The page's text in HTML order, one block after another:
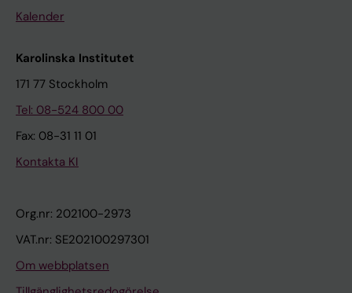
Kalender
Karolinska Institutet
171 77 Stockholm
Tel: 08-524 800 00
Fax: 08-31 11 01
Kontakta KI
Org.nr: 202100-2973
VAT.nr: SE202100297301
Om webbplatsen